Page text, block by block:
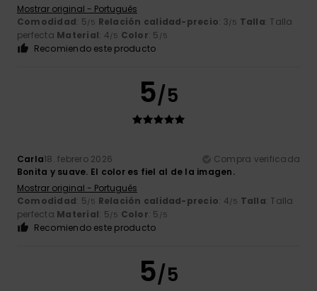
Mostrar original - Português
Comodidad: 5/5 Relación calidad-precio: 3/5 Talla: Talla
perfecta Material: 4/5 Color: 5 /5
Recomiendo este producto
5/5
Carla18. febrero 2026
Compra verificada
Bonita y suave. El color es fiel al de la imagen.
Mostrar original - Português
Comodidad: 5/5 Relación calidad-precio: 4/5 Talla: Talla
perfecta Material: 5/5 Color: 5 /5
Recomiendo este producto
5/5